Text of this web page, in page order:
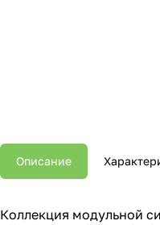
Описание
Коллекция модульной